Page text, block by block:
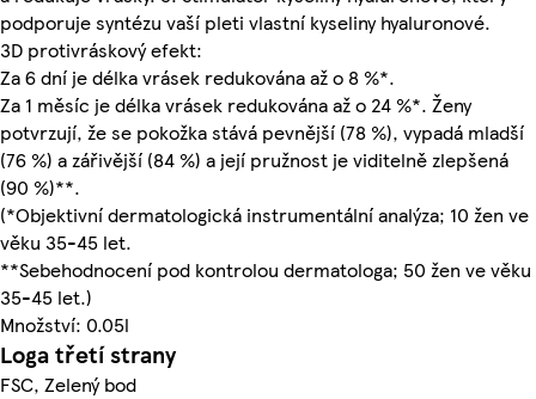
podporuje syntézu vaší pleti vlastní kyseliny hyaluronové.
3D protivráskový efekt:
Za 6 dní je délka vrásek redukována až o 8 %*.
Za 1 měsíc je délka vrásek redukována až o 24 %*. Ženy
potvrzují, že se pokožka stává pevnější (78 %), vypadá mladší
(76 %) a zářivější (84 %) a její pružnost je viditelně zlepšená
(90 %)**.
(*Objektivní dermatologická instrumentální analýza; 10 žen ve
věku 35-45 let.
**Sebehodnocení pod kontrolou dermatologa; 50 žen ve věku
35-45 let.)
Množství: 0.05l
Loga třetí strany
FSC, Zelený bod